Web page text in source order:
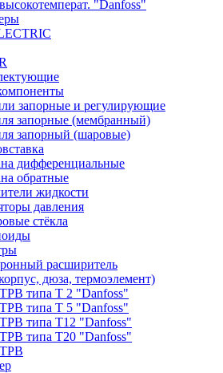
высокотемперат. "Danfoss"
запорные и регулирующие
запорные (мембранный)
запорный (шаровые)
дифференциальные
обратные
жидкости
давления
стёкла
расширитель
дюза, термоэлемент)
ТРВ типа Т 2 "Danfoss"
ТРВ типа Т 5 "Danfoss"
ТРВ типа Т12 "Danfoss"
ТРВ типа Т20 "Danfoss"
ТРВ